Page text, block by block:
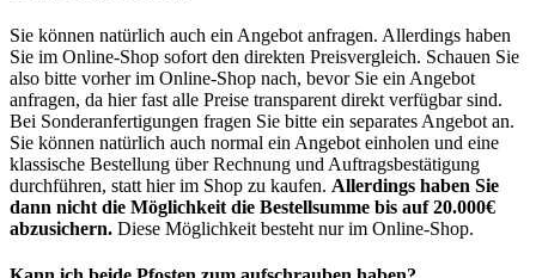
Sie können natürlich auch ein Angebot anfragen. Allerdings haben
Sie im Online-Shop sofort den direkten Preisvergleich. Schauen Sie
also bitte vorher im Online-Shop nach, bevor Sie ein Angebot
anfragen, da hier fast alle Preise transparent direkt verfügbar sind.
Bei Sonderanfertigungen fragen Sie bitte ein separates Angebot an.
Sie können natürlich auch normal ein Angebot einholen und eine
klassische Bestellung über Rechnung und Auftragsbestätigung
durchführen, statt hier im Shop zu kaufen. Allerdings haben Sie
dann nicht die Möglichkeit die Bestellsumme bis auf 20.000€
abzusichern. Diese Möglichkeit besteht nur im Online-Shop.